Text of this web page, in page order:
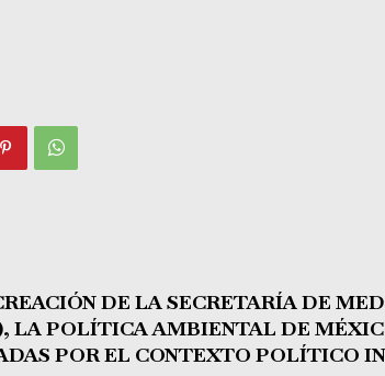
DE LA SECRETARÍA DE
LA POLÍTICA AMBIENTAL DE
POR EL CONTEXTO POLÍTICO